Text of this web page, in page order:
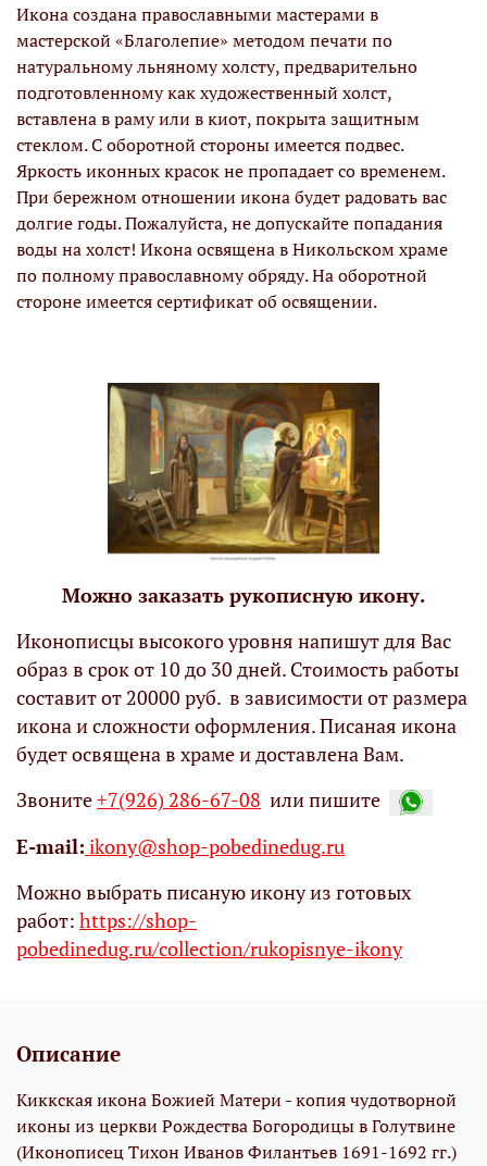
Икона создана православными мастерами в
мастерской «Благолепие» методом печати по
натуральному льняному холсту, предварительно
подготовленному как художественный холст,
вставлена в раму или в киот, покрыта защитным
стеклом. С оборотной стороны имеется подвес.
Яркость иконных красок не пропадает со временем.
При бережном отношении икона будет радовать вас
долгие годы. Пожалуйста, не допускайте попадания
воды на холст! Икона освящена в Никольском храме
по полному православному обряду. На оборотной
стороне имеется сертификат об освящении.
Можно заказать рукописную икону.
Иконописцы высокого уровня напишут для Вас
образ в срок от 10 до 30 дней. Стоимость работы
составит от 20000 руб. в зависимости от размера
икона и сложности оформления. Писаная икона
будет освящена в храме и доставлена Вам.
Звоните+7(926) 286-67-08 или пишите
Е-mail: ikony@shop-pobedinedug.ru
Можно выбрать писаную икону из готовых
работ: https://shop-
pobedinedug.ru/collection/rukopisnye-ikony
Описание
Киккская икона Божией Матери - копия чудотворной
иконыиз церкви Рождества Богородицы в Голутвине
(Иконописец Тихон Иванов Филантьев 1691-1692 гг.)